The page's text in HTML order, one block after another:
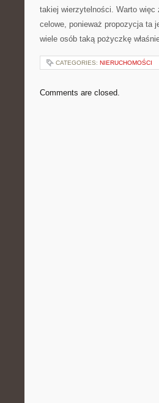
takiej wierzytelności. Warto
celowe, ponieważ propozycja ta
wiele osób taką pożyczkę
CATEGORIES: NIERUCHOMOŚCI
Comments are closed.